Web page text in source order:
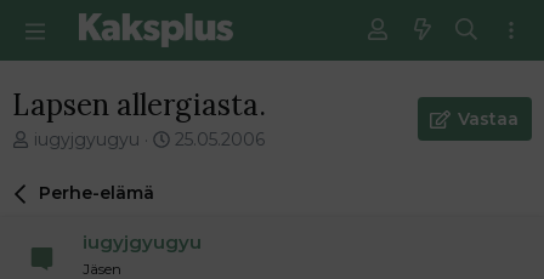
Lapsen allergiasta.
V
e
i
iugyjgyugyu
E
m
25.05.2006
Vastaa
Perhe-elämä
iugyjgyugyu
Jäsen